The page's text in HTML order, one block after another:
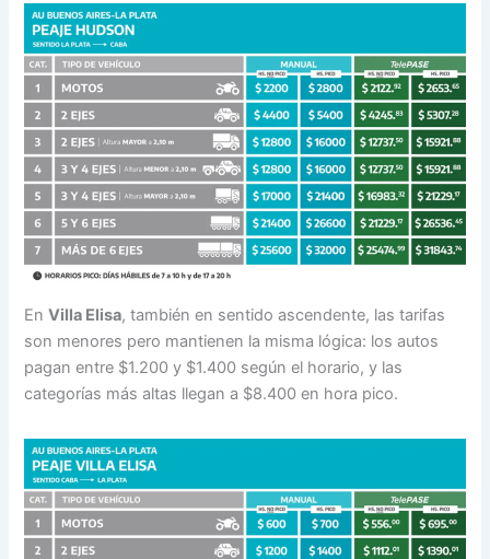
EnVilla Elisa, también en sentido ascendente, las tarifas
son menores pero mantienen la misma lógica: los autos
pagan entre $1.200 y $1.400 según el horario, y las
categorías más altas llegan a $8.400 en hora pico.